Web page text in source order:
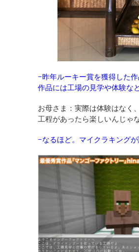
−昨年ルーキー賞を獲得した作
作品には工場の見学や体験な
お母さま：実際は体験はなく
工程があったら楽しいんじゃ
−なるほど。マイクラキング